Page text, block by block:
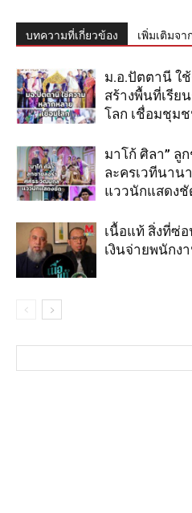
บทความที่เกี่ยวข้อง เพิ่มเติมจา
ม.อ.ปัตตานี ใ
สร้างพื้นที่เรีย
โลก เชื่อมชุม
มาโก้ ศิลา” ลู
ละครเวทีนาน
แววนักแสดงชั
เนื้อแท้ สิ่งที่ซ่
เงินจ่ายพนักง